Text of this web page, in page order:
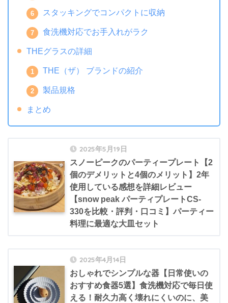
スタッキングでコンパクトに収納
食洗機対応でお手入れがラク
THEグラスの詳細
THE（ザ） ブランドの紹介
製品規格
まとめ
2025年5月19日
スノーピークのパーティープレート【2
個のデメリットと4個のメリット】2年
使用している感想を詳細レビュー
【snow peak パーティプレートCS-
330を比較・評判・口コミ】パーティー
料理に最適な大皿セット
2025年4月14日
おしゃれでシンプルな器【日常使いの
おすすめ食器5選】食洗機対応で毎日使
える！耐久力高く壊れにくいのに、美